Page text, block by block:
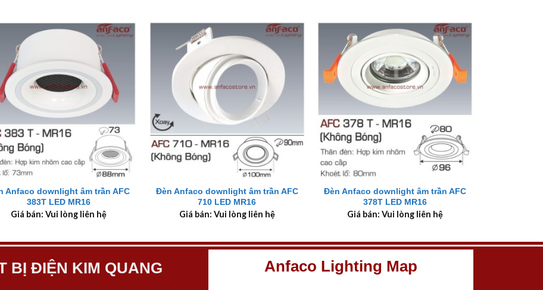
Anfaco downlight âm trần AFC
383T LED MR16
Giá bán: Vui lòng liên hệ
Đèn Anfaco downlight âm trần AFC
710 LED MR16
Giá bán: Vui lòng liên hệ
+
Đèn Anfaco downlight âm trần AFC
378T LED MR16
Giá bán: Vui lòng liên hệ
BỊ ĐIỆN KIM QUANG Anfaco Lighting Map